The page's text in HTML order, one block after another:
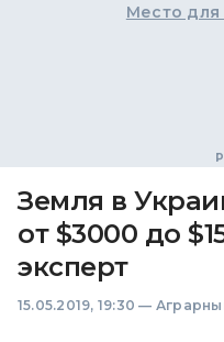
Место
Земля в
от $3000 до
эксперт
15.05.2019, 19:30 —